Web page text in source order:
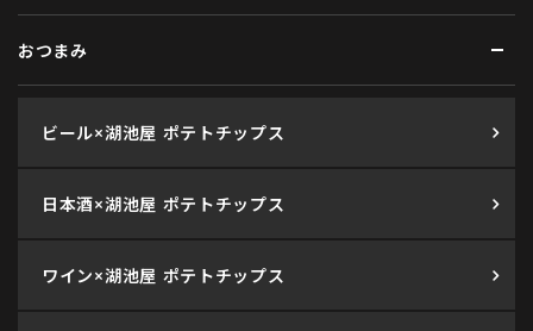
おつまみ
ビール×湖池屋 ポテトチップス
日本酒×湖池屋 ポテトチップス
ワイン×湖池屋 ポテトチップス